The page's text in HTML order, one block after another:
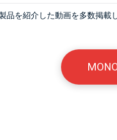
品を紹介した動画を多数掲載